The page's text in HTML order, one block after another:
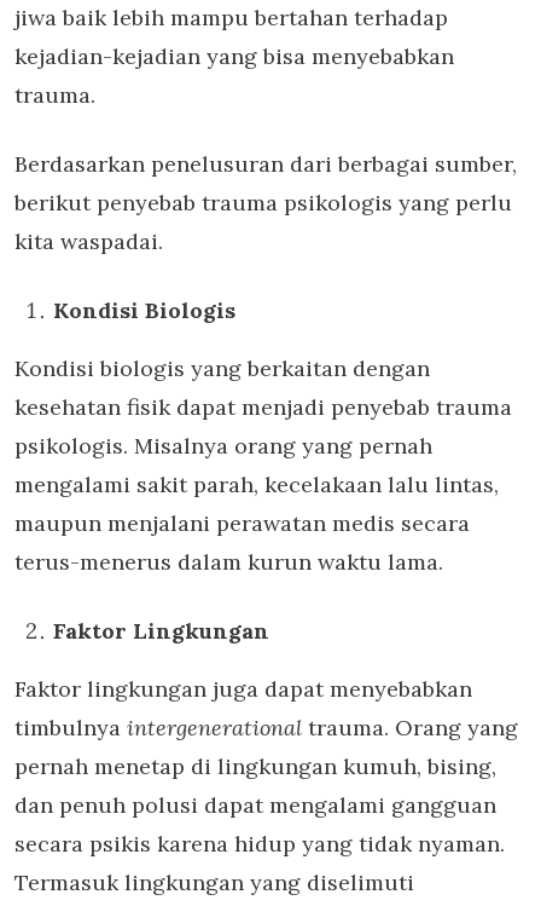
jiwa baik lebih mampu bertahan terhadap
kejadian-kejadian yang bisa menyebabkan
trauma.
Berdasarkan penelusuran dari berbagai sumber,
berikut penyebab trauma psikologis yang perlu
kita waspadai.
Kondisi Biologis
Kondisi biologis yang berkaitan dengan
kesehatan fisik dapat menjadi penyebab trauma
psikologis. Misalnya orang yang pernah
mengalami sakit parah, kecelakaan lalu lintas,
maupun menjalani perawatan medis secara
terus-menerus dalam kurun waktu lama.
Faktor Lingkungan
Faktor lingkungan juga dapat menyebabkan
timbulnya intergenerational trauma. Orang yang
pernah menetap di lingkungan kumuh, bising,
dan penuh polusi dapat mengalami gangguan
secara psikis karena hidup yang tidak nyaman.
Termasuk lingkungan yang diselimuti